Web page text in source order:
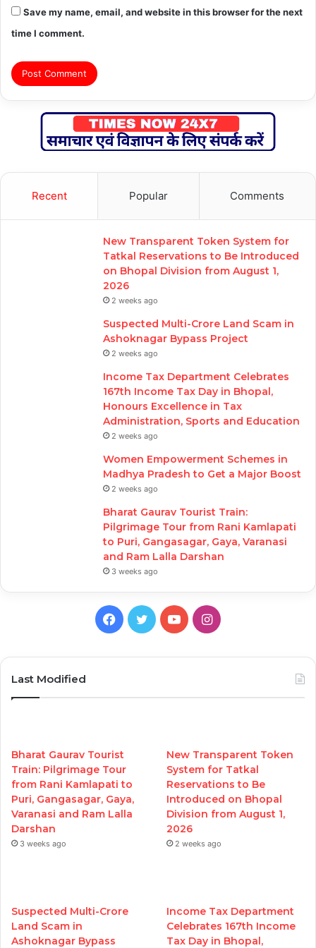
Save my name, email, and website in this browser for the next
time I comment.
Recent Popular Comments
New Transparent Token System for
Tatkal Reservations to Be Introduced
on Bhopal Division from August 1,
2026
2 weeks ago
Suspected Multi-Crore Land Scam in
Ashoknagar Bypass Project
2 weeks ago
Income Tax Department Celebrates
167th Income Tax Day in Bhopal,
Honours Excellence in Tax
Administration, Sports and Education
2 weeks ago
Women Empowerment Schemes in
Madhya Pradesh to Get a Major Boost
2 weeks ago
Bharat Gaurav Tourist Train:
Pilgrimage Tour from Rani Kamlapati
to Puri, Gangasagar, Gaya, Varanasi
and Ram Lalla Darshan
3 weeks ago
Facebook
TwitterYouTubeInstagram
Last Modified
Bharat Gaurav Tourist
Train: Pilgrimage Tour
from Rani Kamlapati to
Puri, Gangasagar, Gaya,
Varanasi and Ram Lalla
Darshan
3 weeks ago
New Transparent Token
System for Tatkal
Reservations to Be
Introduced on Bhopal
Division from August 1,
2026
2 weeks ago
Suspected Multi-Crore
Land Scam in
Ashoknagar Bypass
Income Tax Department
Celebrates 167th Income
Tax Day in Bhopal,